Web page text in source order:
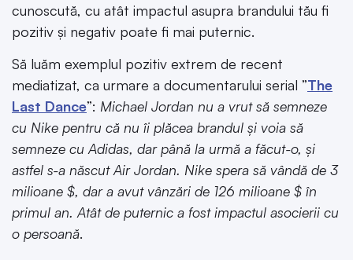
cunoscută, cu atât impactul asupra brandului tău fi
pozitiv și negativ poate fi mai puternic.
Să luăm exemplul pozitiv extrem de recent
mediatizat, ca urmare a documentarului serial ”The
Last Dance”: Michael Jordan nu a vrut să semneze
cu Nike pentru că nu îi plăcea brandul și voia să
semneze cu Adidas, dar până la urmă a făcut-o, și
astfel s-a născut Air Jordan. Nike spera să vândă de 3
milioane $, dar a avut vânzări de 126 milioane $ în
primul an. Atât de puternic a fost impactul asocierii cu
o persoană.